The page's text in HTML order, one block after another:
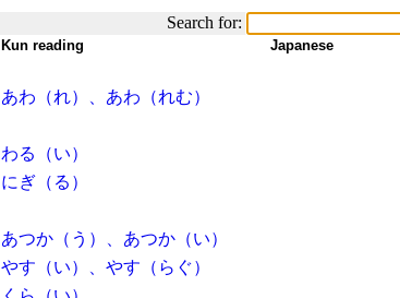
Search for:
Kun reading Japanese
あわ（れ）、あわ（れむ）
わる（い）
にぎ（る）
あつか（う）、あつか（い）
やす（い）、やす（らぐ）